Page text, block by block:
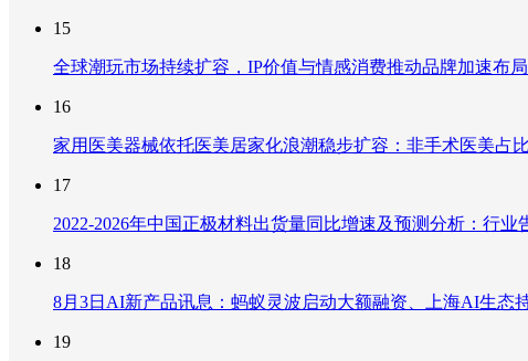
15
全球潮玩市场持续扩容，IP价值与情感消费推动品牌加速布
16
家用医美器械依托医美居家化浪潮稳步扩容：非手术医美占
17
2022-2026年中国正极材料出货量同比增速及预测分析：行
18
8月3日AI新产品讯息：蚂蚁灵波启动大额融资、上海AI生态
19